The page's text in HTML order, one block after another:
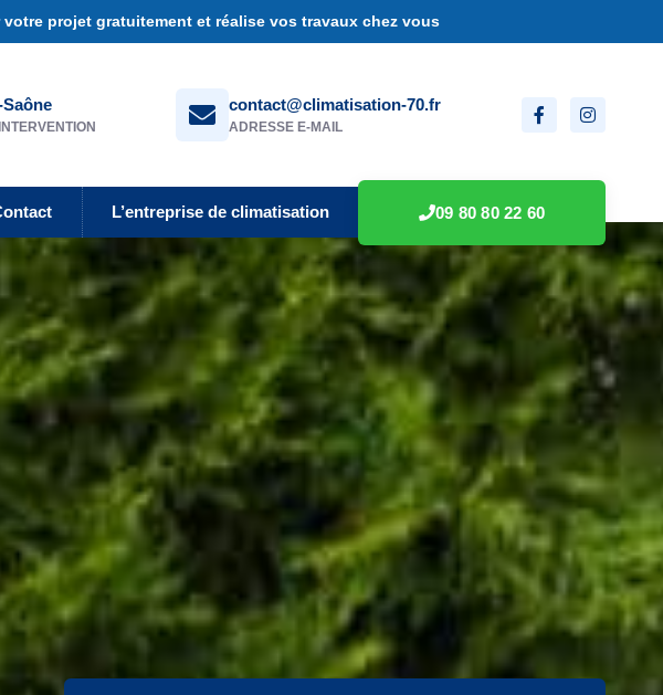
projet gratuitement et réalise vos travaux chez vous
contact@climatisation-70.fr
ADRESSE E-MAIL
L’entreprise de climatisation 09 80 80 22 60